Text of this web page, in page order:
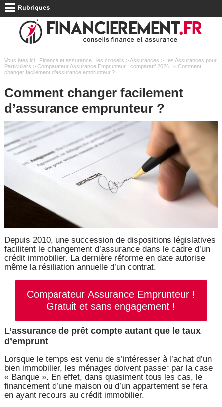
Vous êtes ici : Finance et assurance : les conseils >Assurances > Les Assurances pour
Particuliers > Comparateur Assurance Emprunteur : comparatif 2026 ! > Comment
changer facilement d’assurance emprunteur ?
Comment changer facilement
d’assurance emprunteur ?
Depuis 2010, une succession de dispositions législatives
facilitent le changement d’assurance dans le cadre d’un
crédit immobilier. La dernière réforme en date autorise
même la résiliation annuelle d’un contrat.
Comparateur Assurance Emprunteur !
Gratuit et sans engagement !
L’assurance de prêt compte autant que le taux
d’emprunt
Lorsque le temps est venu de s’intéresser à l’achat d’un
bien immobilier, les ménages doivent passer par la case
« Banque ». En effet, dans quasiment tous les cas, le
financement d’une maison ou d’un appartement se fera
en ayant recours au crédit immobilier.